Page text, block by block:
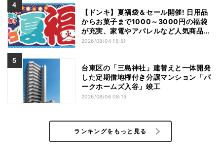
【ドンキ】夏福袋＆セール開催! 日用品
からお菓子まで1000～3000円の福袋
が充実、家電やアパレルなど人気商品も
特価
2026/08/04 15:51
台東区の「三島神社」建替えと一体開発
した定期借地権付き分譲マンション「パ
ークホームズ入谷」竣工
2026/08/06 08:15
ランキングをもっと見る